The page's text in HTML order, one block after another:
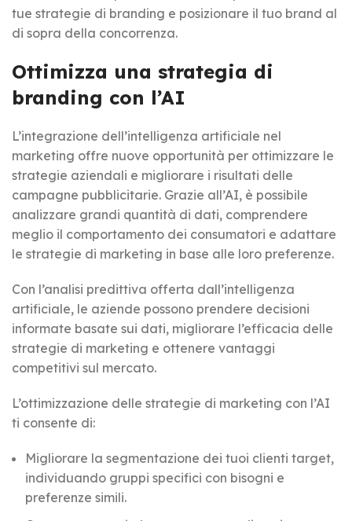
tue strategie di branding e posizionare il tuo brand al
di sopra della concorrenza.
Ottimizza una strategia di
branding con l’AI
L’integrazione dell’intelligenza artificiale nel
marketing offre nuove opportunità per ottimizzare le
strategie aziendali e migliorare i risultati delle
campagne pubblicitarie. Grazie all’AI, è possibile
analizzare grandi quantità di dati, comprendere
meglio il comportamento dei consumatori e adattare
le strategie di marketing in base alle loro preferenze.
Con l’analisi predittiva offerta dall’intelligenza
artificiale, le aziende possono prendere decisioni
informate basate sui dati, migliorare l’efficacia delle
strategie di marketing e ottenere vantaggi
competitivi sul mercato.
L’ottimizzazione delle strategie di marketing con l’AI
ti consente di:
Migliorare la segmentazione dei tuoi clienti target,
individuando gruppi specifici con bisogni e
preferenze simili.